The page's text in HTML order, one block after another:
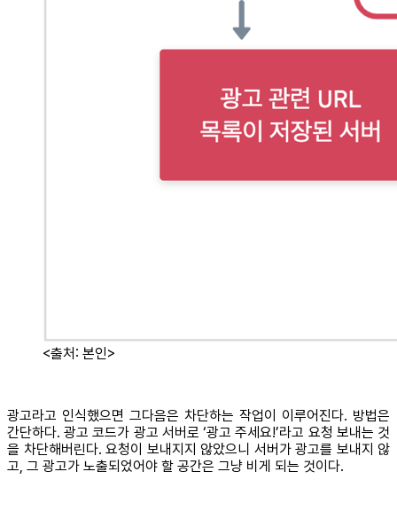
<출처: 본인>
광고라고 인식했으면 그다음은 차단하는 작업이 이루어진다. 방법은
간단하다. 광고 코드가 광고 서버로 ‘광고 주세요!’라고 요청 보내는 것
을 차단해버린다. 요청이 보내지지 않았으니 서버가 광고를 보내지 않
고, 그 광고가 노출되었어야 할 공간은 그냥 비게 되는 것이다.